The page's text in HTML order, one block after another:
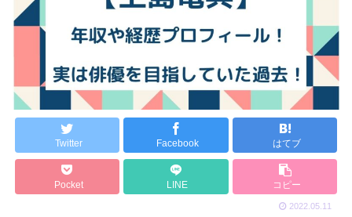
Twitter Facebook はてブ
Pocket LINE コピー
2022.05.11